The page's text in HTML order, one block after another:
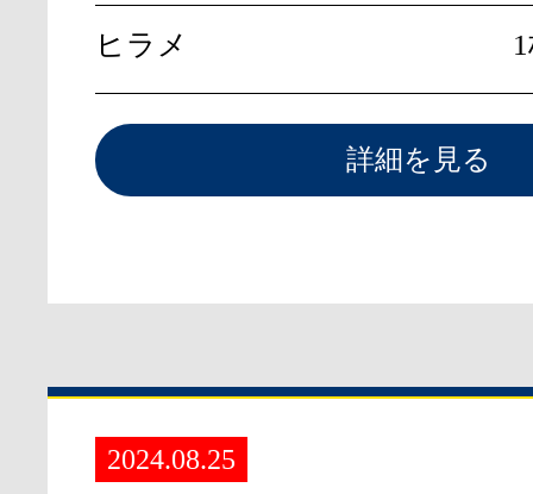
ヒラメ
詳細を見る
2024.08.25